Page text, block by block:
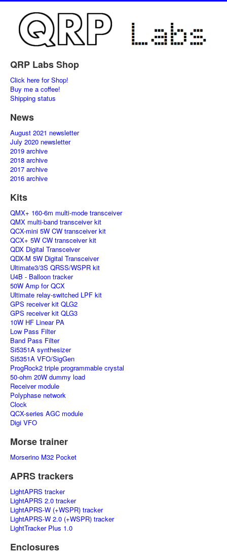
QRP Labs Shop
Click here for Shop!
Buy me a coffee!
Shipping status
News
August 2021 newsletter
July 2020 newsletter
2019 archive
2018 archive
2017 archive
2016 archive
Kits
QMX+ 160-6m multi-mode transceiver
QMX multi-band transceiver kit
QCX-mini 5W CW transceiver kit
QCX+ 5W CW transceiver kit
QDX Digital Transceiver
QDX-M 5W Digital Transceiver
Ultimate3/3S QRSS/WSPR kit
U4B - Balloon tracker
50W Amp for QCX
Ultimate relay-switched LPF kit
GPS receiver kit QLG2
GPS receiver kit QLG3
10W HF Linear PA
Low Pass Filter
Band Pass Filter
Si5351A synthesizer
Si5351A VFO/SigGen
ProgRock2 triple programmable crystal
50-ohm 20W dummy load
Receiver module
Polyphase network
Clock
QCX-series AGC module
Digi VFO
Morse trainer
Morserino M32 Pocket
APRS trackers
LightAPRS tracker
LightAPRS 2.0 tracker
LightAPRS-W (+WSPR) tracker
LightAPRS-W 2.0 (+WSPR) tracker
LightTracker Plus 1.0
Enclosures